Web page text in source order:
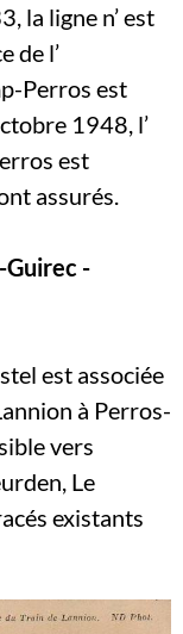
la ligne n’ est
de l’
Perros est
1948, l’
est
assurés.
-
est associée
à Perros-
vers
Le
existants